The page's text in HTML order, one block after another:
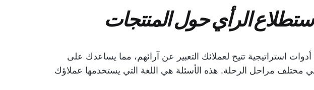
الرأي حول المنتجات
استراتيجية تتيح لعملائك التعبير عن آرائهم، مما يساعدك على
مختلف مراحل الرحلة. هذه الأسئلة هي اللغة التي يستخدمها عملاؤك